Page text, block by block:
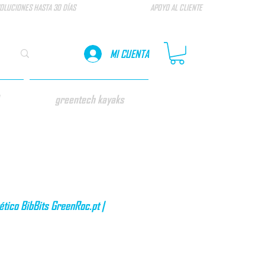
HASTA 30 DÍAS
MI CUENTA
APOYO AL CLIENTE
greentech kayaks
BibBits GreenRoc.pt |